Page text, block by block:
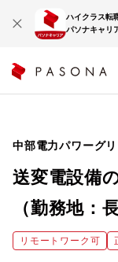
ハイクラス転
パソナキャリ
中部電力パワーグ
送変電設備
（勤務地：
リモートワーク可